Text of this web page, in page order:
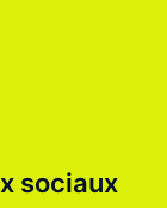
sociaux